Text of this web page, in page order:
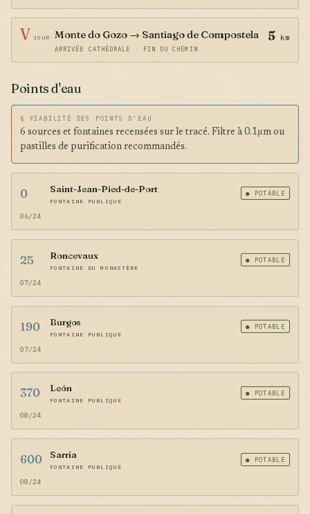
V JOUR Monte do Gozo → Santiago de Compostela
ARRIVÉE CATHÉDRALE · FIN DU CHEMIN
5 km
Points d'eau
§ FIABILITÉ DES POINTS D'EAU
6 sources et fontaines recensées sur le tracé. Filtre à 0.1μm ou
pastilles de purification recommandés.
0 Saint-Jean-Pied-de-Port
FONTAINE PUBLIQUE
● POTABLE
06/24
25 Roncevaux
FONTAINE DU MONASTÈRE
● POTABLE
07/24
190 Burgos
FONTAINE PUBLIQUE
● POTABLE
07/24
370 León
FONTAINE PUBLIQUE
● POTABLE
08/24
600 Sarria
FONTAINE PUBLIQUE
● POTABLE
08/24